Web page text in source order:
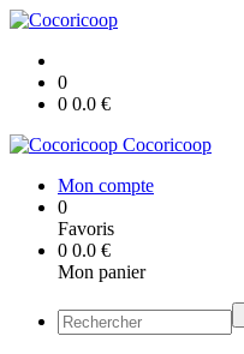
0
0 0.0 €
Cocoricoop
Mon compte
0
Favoris
0 0.0 €
Mon panier